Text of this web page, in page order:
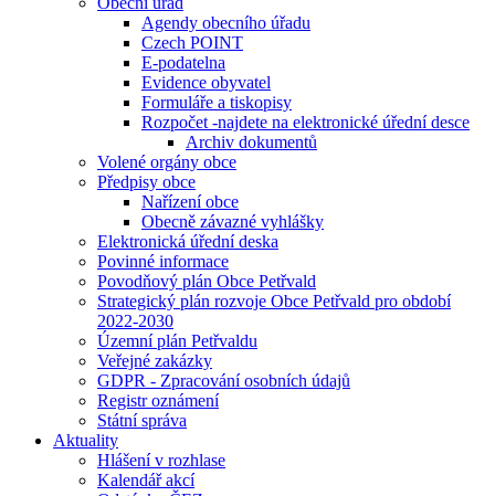
Agendy obecního úřadu
Czech POINT
E-podatelna
Evidence obyvatel
Formuláře a tiskopisy
Rozpočet -najdete na elektronické úřední desce
Archiv dokumentů
Volené orgány obce
Předpisy obce
Nařízení obce
Obecně závazné vyhlášky
Elektronická úřední deska
Povinné informace
Povodňový plán Obce Petřvald
Strategický plán rozvoje Obce Petřvald pro období
2022-2030
Územní plán Petřvaldu
Veřejné zakázky
GDPR - Zpracování osobních údajů
Registr oznámení
Státní správa
Aktuality
Hlášení v rozhlase
Kalendář akcí